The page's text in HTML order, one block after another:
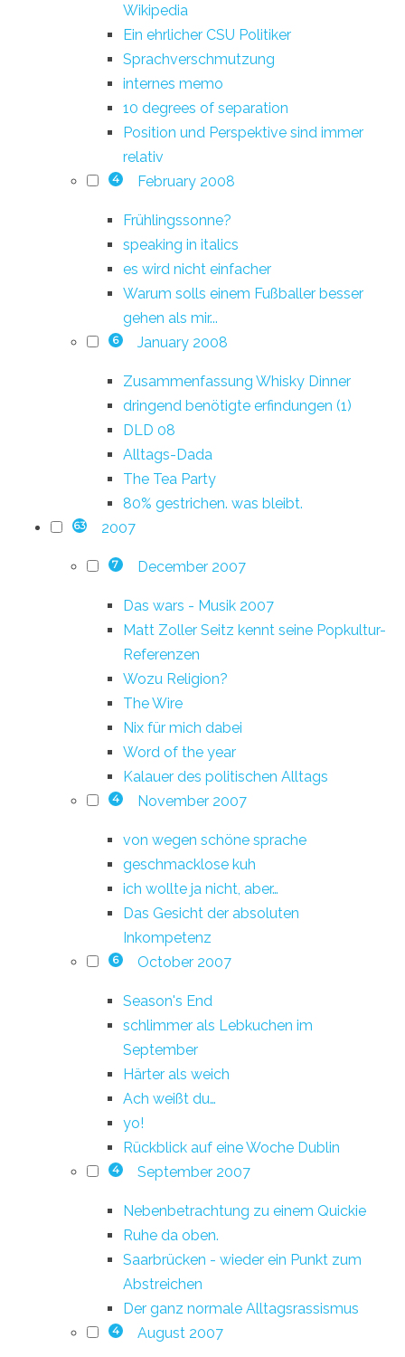
Wikipedia
Ein ehrlicher CSU Politiker
Sprachverschmutzung
internes memo
10 degrees of separation
Position und Perspektive sind immer
relativ
4 February 2008
Frühlingssonne?
speaking in italics
es wird nicht einfacher
Warum solls einem Fußballer besser
gehen als mir...
6 January 2008
Zusammenfassung Whisky Dinner
dringend benötigte erfindungen (1)
DLD 08
Alltags-Dada
The Tea Party
80% gestrichen. was bleibt.
63 2007
7 December 2007
Das wars - Musik 2007
Matt Zoller Seitz kennt seine Popkultur-
Referenzen
Wozu Religion?
The Wire
Nix für mich dabei
Word of the year
Kalauer des politischen Alltags
4 November 2007
von wegen schöne sprache
geschmacklose kuh
ich wollte ja nicht, aber…
Das Gesicht der absoluten
Inkompetenz
6 October 2007
Season's End
schlimmer als Lebkuchen im
September
Härter als weich
Ach weißt du…
yo!
Rückblick auf eine Woche Dublin
4 September 2007
Nebenbetrachtung zu einem Quickie
Ruhe da oben.
Saarbrücken - wieder ein Punkt zum
Abstreichen
Der ganz normale Alltagsrassismus
4 August 2007